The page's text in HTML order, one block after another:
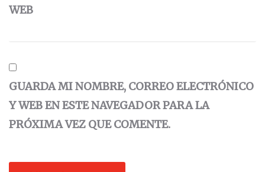
WEB
GUARDA MI NOMBRE, CORREO ELECTRÓNICO
Y WEB EN ESTE NAVEGADOR PARA LA
PRÓXIMA VEZ QUE COMENTE.